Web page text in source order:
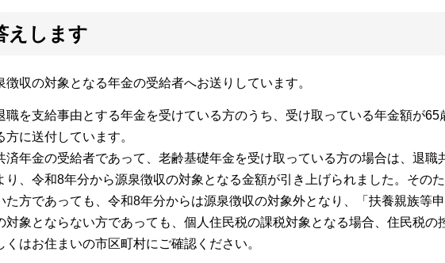
えします
徴収の対象となる年金の受給者へお送りしています。
職を支給事由とする年金を受けている方のうち、受け取っている年金額が
方に送付しています。
済年金の受給者であって、老齢基礎年金を受け取っている方の場合は、退職
り、令和8年分から源泉徴収の対象となる金額が引き上げられました。その
た方であっても、令和8年分からは源泉徴収の対象外となり、「扶養親族等
対象とならない方であっても、個人住民税の課税対象となる場合、住民税
くはお住まいの市区町村にご確認ください。